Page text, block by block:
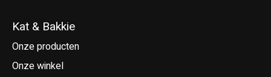
Kat & Bakkie
Onze producten
Onze winkel